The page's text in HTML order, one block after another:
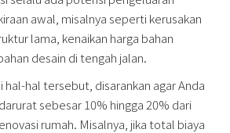
awal, misalnya seperti kerusakan
lama, kenaikan harga bahan
desain di tengah jalan.
hal tersebut, disarankan agar Anda
sebesar 10% hingga 20% dari
rumah. Misalnya, jika total biaya